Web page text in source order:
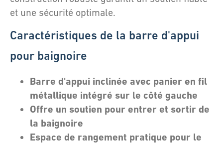
et une sécurité optimale.
Caractéristiques de la barre d'appui
pour baignoire
Barre d'appui inclinée avec panier en fil
métallique intégré sur le côté gauche
Offre un soutien pour entrer et sortir de
la baignoire
Espace de rangement pratique pour le